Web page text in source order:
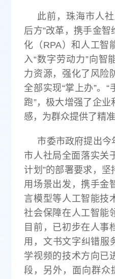
此前，珠海市人
后方”改革，携手金
化（RPA）和人工智
入“数字劳动力”向智
力资源，强化了风险
全部实现“掌上办”。
跑”，极大增强了企
感，为群众提供了精
市委市政府提出今
市人社局全面落实关
计划”的部署要求，
用场景出发，携手金
言模型等人工智能技
社会保障在人工智能
目前，已初步在人事
用，文书文字纠错服
学视频的技术方向已
段，另外，面向群众